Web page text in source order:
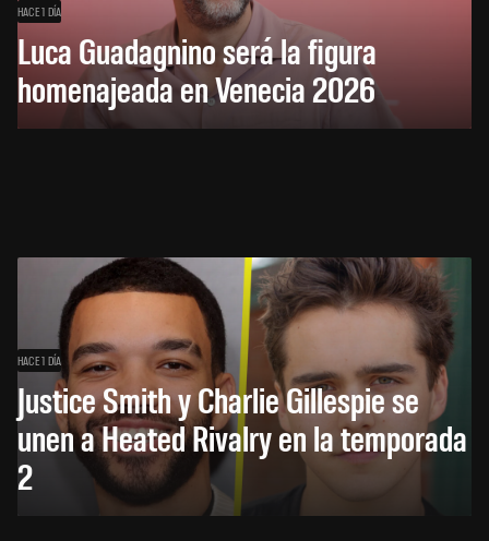
HACE 1 DÍA
Luca Guadagnino será la figura
homenajeada en Venecia 2026
HACE 1 DÍA
Justice Smith y Charlie Gillespie se
unen a Heated Rivalry en la temporada
2